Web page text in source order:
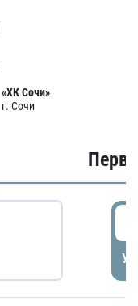
«ХК Сочи»
г. Сочи